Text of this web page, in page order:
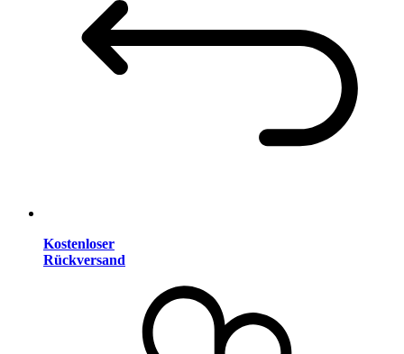
Kostenloser
Rückversand